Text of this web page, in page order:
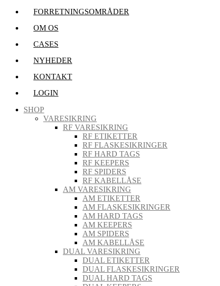
FORRETNINGSOMRÅDER
OM OS
CASES
NYHEDER
KONTAKT
LOGIN
SHOP
VARESIKRING
RF VARESIKRING
RF ETIKETTER
RF FLASKESIKRINGER
RF HARD TAGS
RF KEEPERS
RF SPIDERS
RF KABELLÅSE
AM VARESIKRING
AM ETIKETTER
AM FLASKESIKRINGER
AM HARD TAGS
AM KEEPERS
AM SPIDERS
AM KABELLÅSE
DUAL VARESIKRING
DUAL ETIKETTER
DUAL FLASKESIKRINGER
DUAL HARD TAGS